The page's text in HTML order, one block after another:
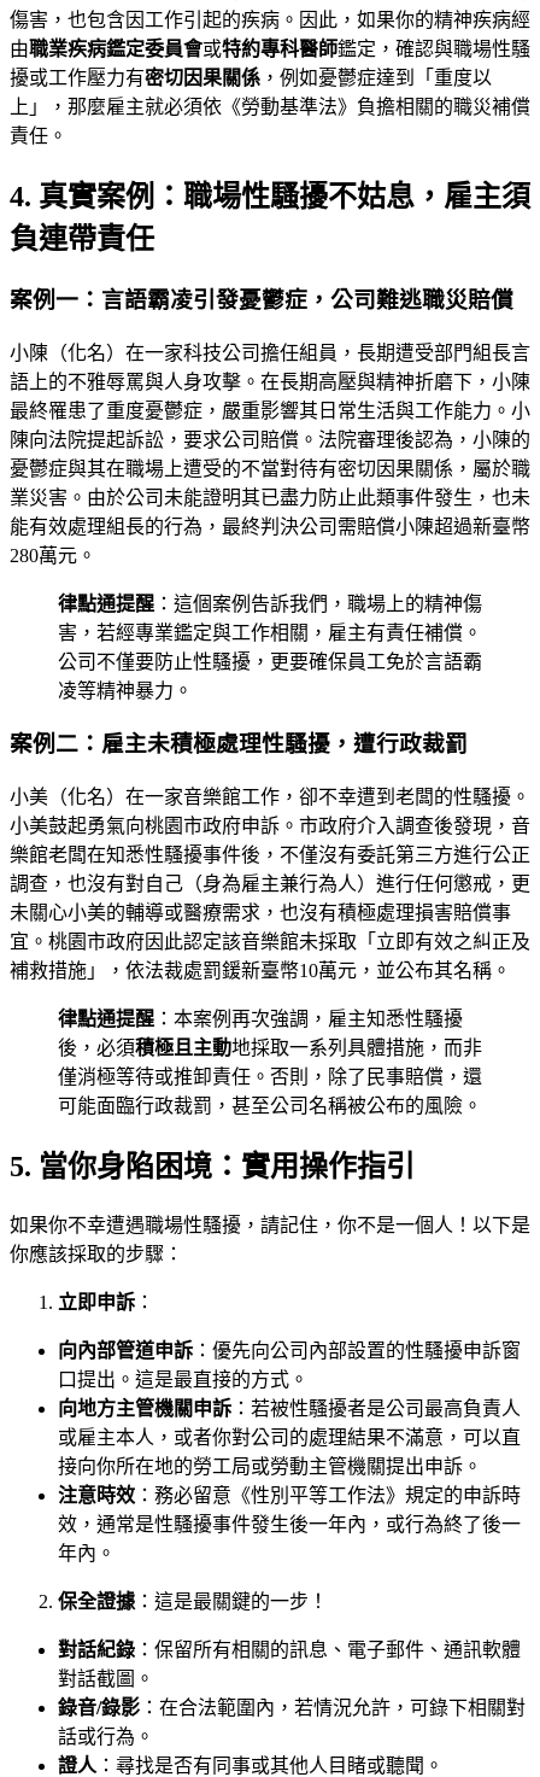
傷害，也包含因工作引起的疾病。因此，如果你的精神疾病經
由職業疾病鑑定委員會或特約專科醫師鑑定，確認與職場性騷
擾或工作壓力有密切因果關係 ，例如憂鬱症達到「重度以
上」，那麼雇主就必須依《勞動基準法》負擔相關的職災補償
責任。
4. 真實案例：職場性騷擾不姑息，雇主須
負連帶責任
案例一：言語霸凌引發憂鬱症，公司難逃職災賠償
小陳（化名）在一家科技公司擔任組員，長期遭受部門組長言
語上的不雅辱罵與人身攻擊。在長期高壓與精神折磨下，小陳
最終罹患了重度憂鬱症，嚴重影響其日常生活與工作能力。小
陳向法院提起訴訟，要求公司賠償。法院審理後認為，小陳的
憂鬱症與其在職場上遭受的不當對待有密切因果關係，屬於職
業災害。由於公司未能證明其已盡力防止此類事件發生，也未
能有效處理組長的行為，最終判決公司需賠償小陳超過新臺幣
280萬元。
律點通提醒 ：這個案例告訴我們，職場上的精神傷
害，若經專業鑑定與工作相關，雇主有責任補償。
公司不僅要防止性騷擾，更要確保員工免於言語霸
凌等精神暴力。
案例二：雇主未積極處理性騷擾，遭行政裁罰
小美（化名）在一家音樂館工作，卻不幸遭到老闆的性騷擾。
小美鼓起勇氣向桃園市政府申訴。市政府介入調查後發現，音
樂館老闆在知悉性騷擾事件後，不僅沒有委託第三方進行公正
調查，也沒有對自己（身為雇主兼行為人）進行任何懲戒，更
未關心小美的輔導或醫療需求，也沒有積極處理損害賠償事
宜。桃園市政府因此認定該音樂館未採取「立即有效之糾正及
補救措施」，依法裁處罰鍰新臺幣10萬元，並公布其名稱。
律點通提醒 ：本案例再次強調，雇主知悉性騷擾
後，必須積極且主動地採取一系列具體措施，而非
僅消極等待或推卸責任。否則，除了民事賠償，還
可能面臨行政裁罰，甚至公司名稱被公布的風險。
5. 當你身陷困境：實用操作指引
如果你不幸遭遇職場性騷擾，請記住，你不是一個人！以下是
你應該採取的步驟：
立即申訴 ：
向內部管道申訴 ：優先向公司內部設置的性騷擾申訴窗
口提出。這是最直接的方式。
向地方主管機關申訴 ：若被性騷擾者是公司最高負責人
或雇主本人，或者你對公司的處理結果不滿意，可以直
接向你所在地的勞工局或勞動主管機關提出申訴。
注意時效 ：務必留意《性別平等工作法》規定的申訴時
效，通常是性騷擾事件發生後一年內，或行為終了後一
年內。
保全證據 ：這是最關鍵的一步！
對話紀錄 ：保留所有相關的訊息、電子郵件、通訊軟體
對話截圖。
錄音/錄影 ：在合法範圍內，若情況允許，可錄下相關對
話或行為。
證人 ：尋找是否有同事或其他人目睹或聽聞。